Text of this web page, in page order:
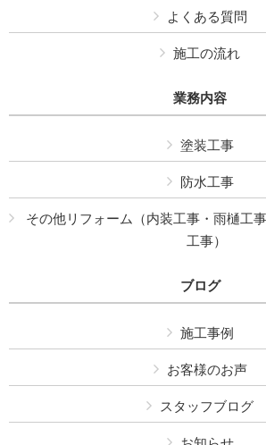
よくある質問
施工の流れ
業務内容
塗装工事
防水工事
その他リフォーム（内装工事・雨樋工
工事）
ブログ
施工事例
お客様のお声
スタッフブログ